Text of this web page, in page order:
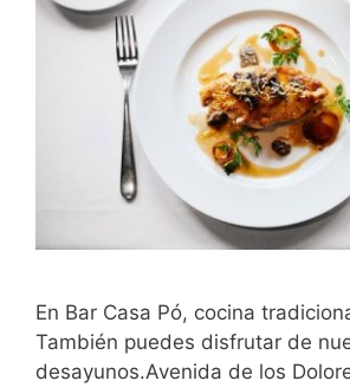
En Bar Casa Pó, cocina
También puedes disfrutar de
desayunos.Avenida de los